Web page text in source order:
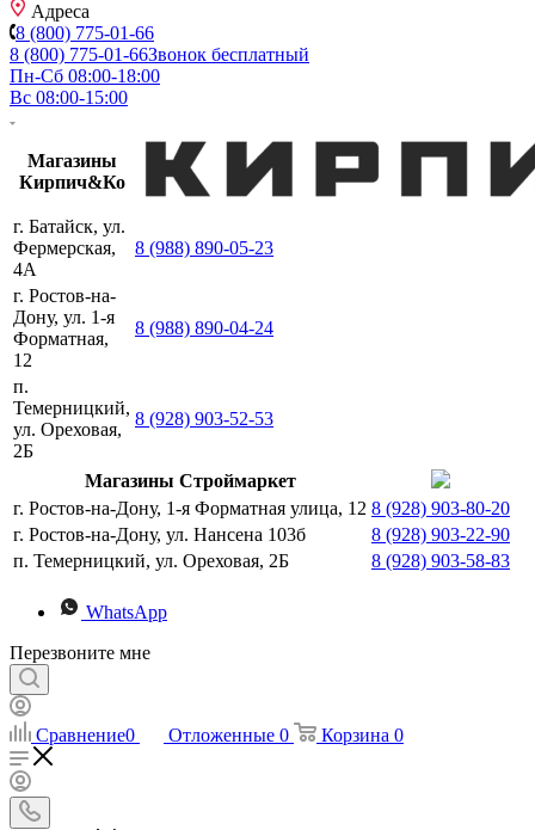
Адреса
8 (800) 775-01-66
8 (800) 775-01-66Звонок бесплатный
Пн-Сб 08:00-18:00
Вс 08:00-15:00
Магазины
Кирпич&Ко
г. Батайск, ул.
Фермерская,
4А
8 (988) 890-05-23
г. Ростов-на-
Дону, ул. 1-я
Форматная,
12
8 (988) 890-04-24
п.
Темерницкий,
ул. Ореховая,
2Б
8 (928) 903-52-53
Магазины Строймаркет
г. Ростов-на-Дону, 1-я Форматная улица, 12 8 (928) 903-80-20
г. Ростов-на-Дону, ул. Нансена 103б
8 (928) 903-22-90
п. Темерницкий, ул. Ореховая, 2Б
8 (928) 903-58-83
WhatsApp
Перезвоните мне
Сравнение0 Отложенные 0 Корзина 0